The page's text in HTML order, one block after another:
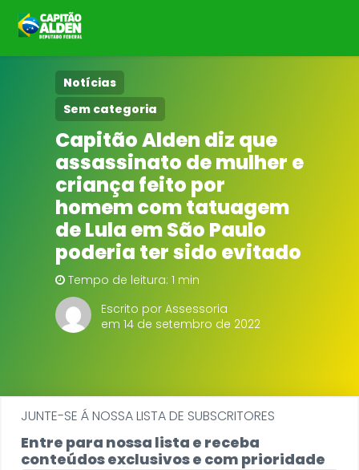
HOME
NOTÍCIAS
BIOGRAFIA
DOWNLOADS
EMENDAS
PROJETOS
Notícias
Sem categoria
Capitão Alden diz que
assassinato de mulher e
criança feito por
homem com tatuagem
de Lula em São Paulo
poderia ter sido evitado
Tempo de leitura: 1 min
Escrito por Assessoria
em 14 de setembro de 2022
JUNTE-SE Á NOSSA LISTA DE SUBSCRITORES
Entre para nossa lista e receba
conteúdos exclusivos e com prioridade